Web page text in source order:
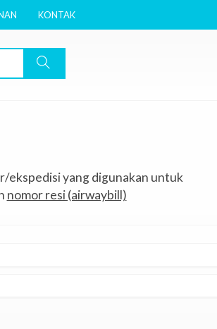
KONTAK
ekspedisi yang digunakan untuk
nomor resi (airwaybill)